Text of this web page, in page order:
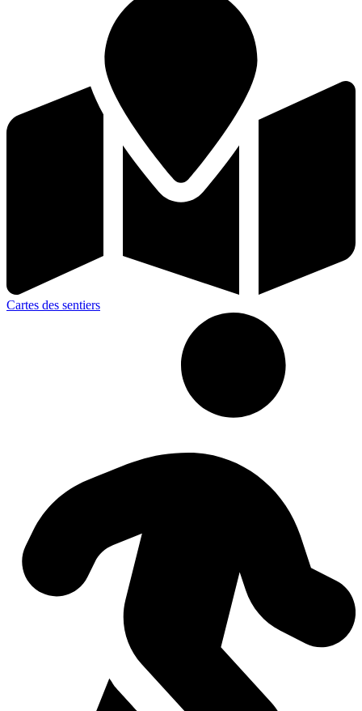
Cartes des sentiers